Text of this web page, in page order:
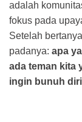
adalah
fokus pada
Setelah
padanya: apa
ada teman kita
ingin bunuh